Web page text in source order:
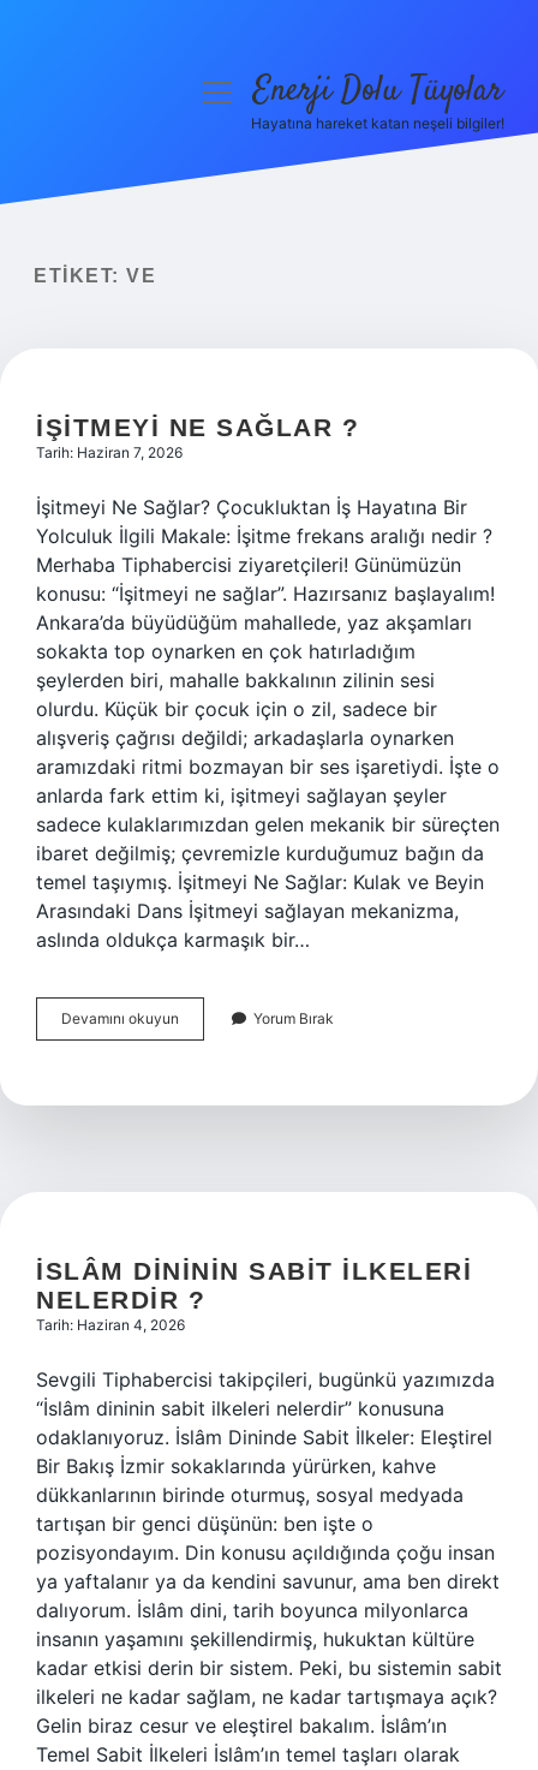
Yasal Uyarı
menüyüEnerji Dolu Tüyolar
Hayatına hareket katan neşeli bilgiler!
ETIKET: VE
İŞITMEYI NE SAĞLAR ?
Tarih: Haziran 7, 2026
İşitmeyi Ne Sağlar? Çocukluktan İş Hayatına Bir
Yolculuk İlgili Makale: İşitme frekans aralığı nedir ?
Merhaba Tiphabercisi ziyaretçileri! Günümüzün
konusu: “İşitmeyi ne sağlar”. Hazırsanız başlayalım!
Ankara’da büyüdüğüm mahallede, yaz akşamları
sokakta top oynarken en çok hatırladığım
şeylerden biri, mahalle bakkalının zilinin sesi
olurdu. Küçük bir çocuk için o zil, sadece bir
alışveriş çağrısı değildi; arkadaşlarla oynarken
aramızdaki ritmi bozmayan bir ses işaretiydi. İşte o
anlarda fark ettim ki, işitmeyi sağlayan şeyler
sadece kulaklarımızdan gelen mekanik bir süreçten
ibaret değilmiş; çevremizle kurduğumuz bağın da
temel taşıymış. İşitmeyi Ne Sağlar: Kulak ve Beyin
Arasındaki Dans İşitmeyi sağlayan mekanizma,
aslında oldukça karmaşık bir…
Devamını okuyun
ne
Yorum Bırak
İSLÂM DINININ SABIT ILKELERI
NELERDIR ?
Tarih: Haziran 4, 2026
Sevgili Tiphabercisi takipçileri, bugünkü yazımızda
“İslâm dininin sabit ilkeleri nelerdir” konusuna
odaklanıyoruz. İslâm Dininde Sabit İlkeler: Eleştirel
Bir Bakış İzmir sokaklarında yürürken, kahve
dükkanlarının birinde oturmuş, sosyal medyada
tartışan bir genci düşünün: ben işte o
pozisyondayım. Din konusu açıldığında çoğu insan
ya yaftalanır ya da kendini savunur, ama ben direkt
dalıyorum. İslâm dini, tarih boyunca milyonlarca
insanın yaşamını şekillendirmiş, hukuktan kültüre
kadar etkisi derin bir sistem. Peki, bu sistemin sabit
ilkeleri ne kadar sağlam, ne kadar tartışmaya açık?
Gelin biraz cesur ve eleştirel bakalım. İslâm’ın
Temel Sabit İlkeleri İslâm’ın temel taşları olarak